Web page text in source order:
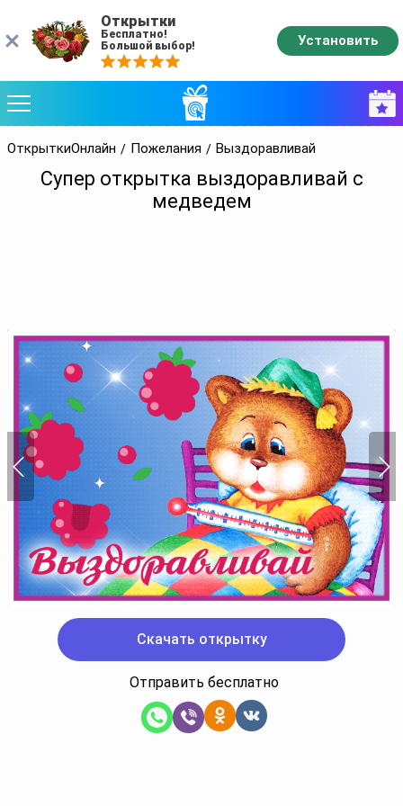
ОткрыткиОнлайн Пожелания Выздоравливай
Супер открытка выздоравливай с
медведем
Скачать открытку
Отправить бесплатно
Открытки
Бесплатно!
Большой выбор!
Установить